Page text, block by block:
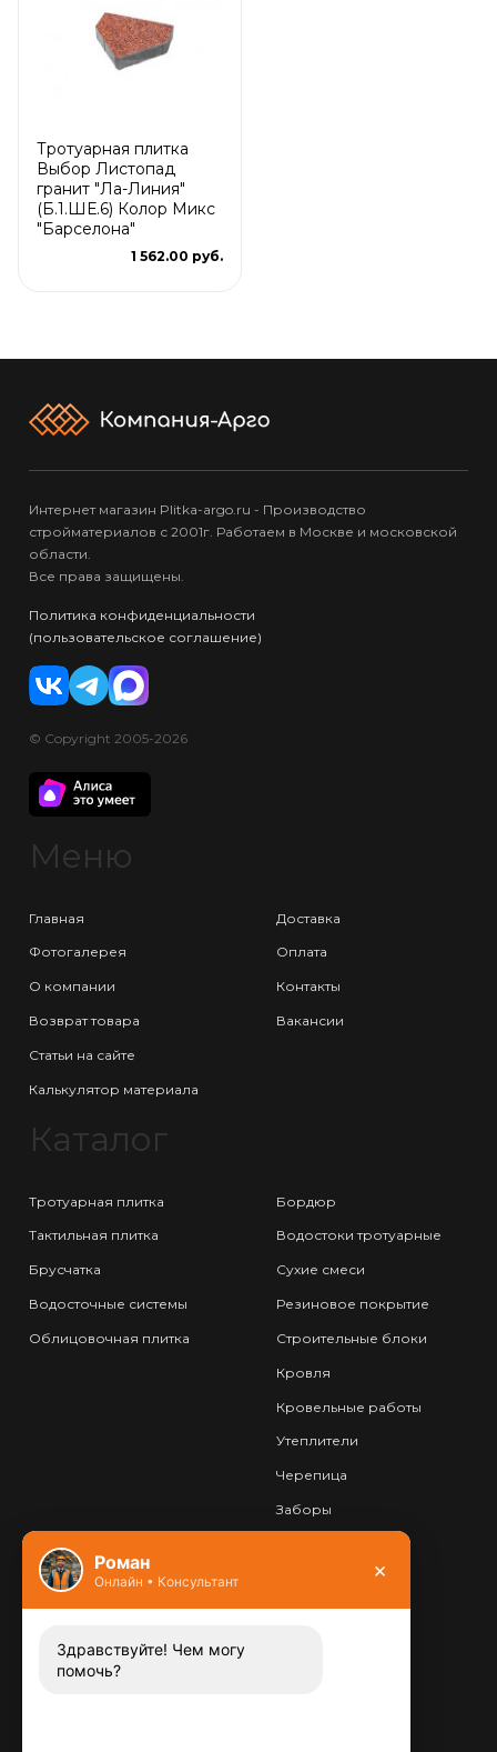
Тротуарная плитка
Выбор Листопад
гранит "Ла-Линия"
(Б.1.ШЕ.6) Колор Микс
"Барселона"
1 562.00 руб.
Интернет магазин Plitka-argo.ru - Производство
стройматериалов с 2001г. Работаем в Москве и московской
области.
Все права защищены.
Политика конфиденциальности
(пользовательское соглашение)
© Copyright 2005-2026
Меню
Главная
Фотогалерея
О компании
Возврат товара
Статьи на сайте
Калькулятор материала
Доставка
Оплата
Контакты
Вакансии
Каталог
Тротуарная плитка
Тактильная плитка
Брусчатка
Водосточные системы
Облицовочная плитка
Бордюр
Водостоки тротуарные
Сухие смеси
Резиновое покрытие
Строительные блоки
Кровля
Кровельные работы
Утеплители
Черепица
Заборы
Контакты
Заказать звонок
Роман
Онлайн • Консультант ×
Здравствуйте! Чем могу
помочь?